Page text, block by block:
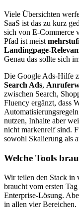
Viele Übersichten
SaaS ist das zu kurz
sich von E-Commerce
Pfad ist meist
Landingpage-
Genau das sollte sich
Die Google Ads-Hilfe
Search Ads,
zwischen Search,
Fluency ergänzt, dass
nutzen, Inhalte aber
nicht markenreif sind.
sowohl Skalierung als
Welche Tools
Wir teilen den Stack in
braucht vom ersten
Enterprise-Lösung.
in allen vier Bereichen.